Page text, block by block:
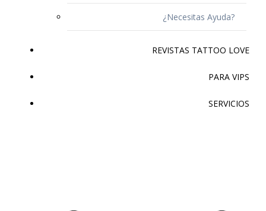
¿Necesitas Ayuda?
REVISTAS TATTOO LOVE
PARA VIPS
SERVICIOS